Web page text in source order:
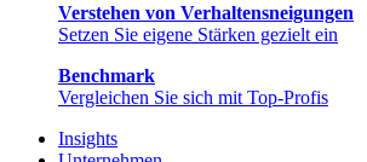
Verstehen von Verhaltensneigungen
Setzen Sie eigene Stärken gezielt ein
Benchmark
Vergleichen Sie sich mit Top-Profis
Insights